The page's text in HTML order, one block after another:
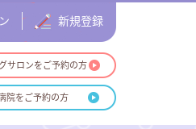
新規登録
サロンをご予約の方
院をご予約の方